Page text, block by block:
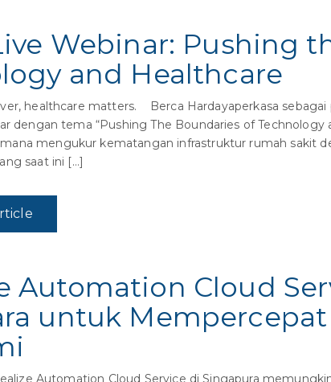
Webinar: Pushing
and Healthcare
healthcare matters. Berca Hardayaperkasa
dengan tema “Pushing The Boundaries of
mengukur kematangan infrastruktur rumah sakit
saat ini […]
Automation Cloud
untuk
Automation Cloud Service di Singapura